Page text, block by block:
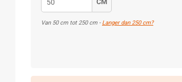
Van50cm tot250cm -Langer dan 250 cm?